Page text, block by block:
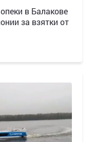
в Балакове
за взятки от